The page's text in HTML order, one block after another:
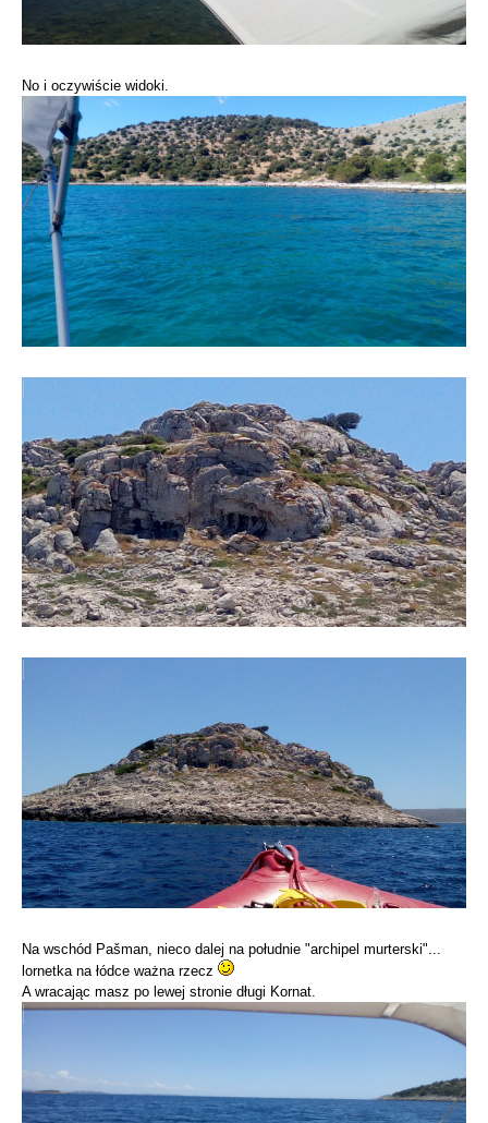
No i oczywiście widoki.
Na wschód Pašman, nieco dalej na południe "archipel murterski"...
lornetka na łódce ważna rzecz
A wracając masz po lewej stronie długi Kornat.